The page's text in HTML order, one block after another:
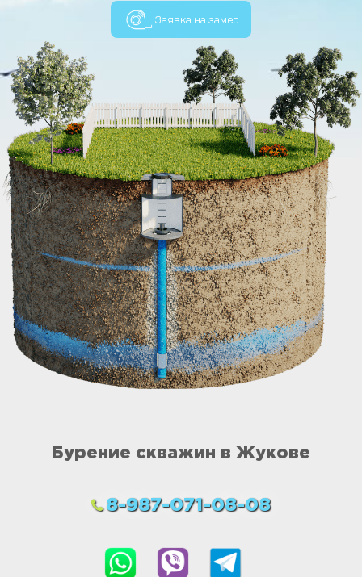
Заявка на замер
Бурение скважин в Жукове
8-987-071-08-08